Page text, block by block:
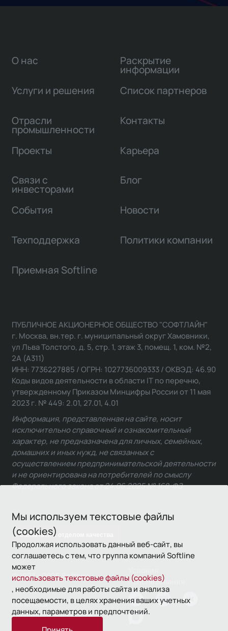
Мы используем текстовые файлы
(cookies)
Продолжая использовать данный веб-сайт, вы
соглашаетесь с тем, что группа компаний Softline
может
использовать текстовые файлы (cookies)
, необходимые для работы сайта и анализа
посещаемости, в целях хранения ваших учетных
данных, параметров и предпочтений.
О нас
Услуги и решения
Отрасли
промышленности
Проекты
Связи с
инвесторами
Раскрытие
информации
Список партнеров
Контакты
Карьера
Блог
События Новости
Техподдержка Политики компании
Приемная Softline
Связаться с отделом качества
ПУБЛИЧНОЕ АКЦИОНЕРНОЕ ОБЩЕСТВО "СОФТЛАЙН"
г. Москва, вн.тер. г. муниципальный округ Хамовники,
ул Льва Толстого, д. 5, стр. 1, этаж 3, помещ. 1, ком. №2,
2А (А311)
ИНН: 7736227885 / ОГРН: 1027736009333 / ОКВЭД: 46.90
Коды видов деятельности в области IT по перечню,
утвержденному Приказом Минцифры России от 11 мая
2023 г. № 449: 2.01, 27.01, 4.01
Информация, представленная на сайте, носит
исключительно справочный и ознакомительный
характер, не предназначена для личных, семейных,
домашних и иных нужд, не связанных с
осуществлением предпринимательской деятельности
и не ориентирована на потребителей по смыслу
Федерального закона от 24.06.2025 № 168-ФЗ.
© 1993—2026 Softline
использования
Политика
конфиденциальности